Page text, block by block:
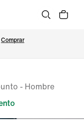
Comprar
- Hombre